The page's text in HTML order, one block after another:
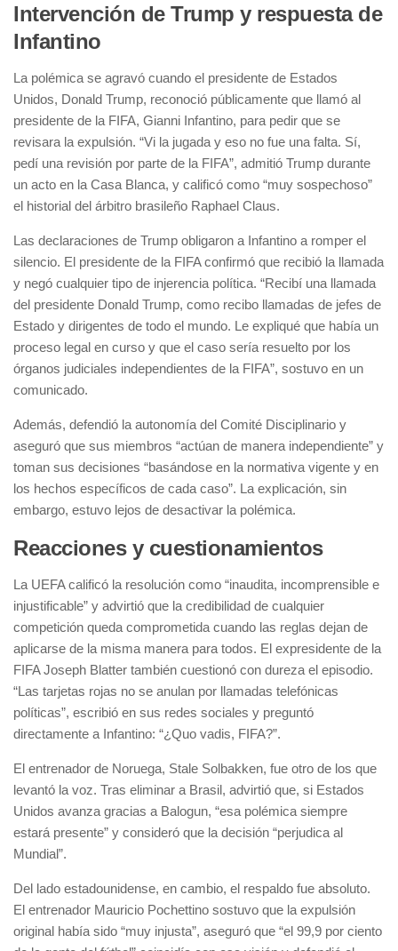
Intervención de Trump y respuesta de
Infantino
La polémica se agravó cuando el presidente de Estados
Unidos, Donald Trump, reconoció públicamente que llamó al
presidente de la FIFA, Gianni Infantino, para pedir que se
revisara la expulsión. “Vi la jugada y eso no fue una falta. Sí,
pedí una revisión por parte de la FIFA”, admitió Trump durante
un acto en la Casa Blanca, y calificó como “muy sospechoso”
el historial del árbitro brasileño Raphael Claus.
Las declaraciones de Trump obligaron a Infantino a romper el
silencio. El presidente de la FIFA confirmó que recibió la llamada
y negó cualquier tipo de injerencia política. “Recibí una llamada
del presidente Donald Trump, como recibo llamadas de jefes de
Estado y dirigentes de todo el mundo. Le expliqué que había un
proceso legal en curso y que el caso sería resuelto por los
órganos judiciales independientes de la FIFA”, sostuvo en un
comunicado.
Además, defendió la autonomía del Comité Disciplinario y
aseguró que sus miembros “actúan de manera independiente” y
toman sus decisiones “basándose en la normativa vigente y en
los hechos específicos de cada caso”. La explicación, sin
embargo, estuvo lejos de desactivar la polémica.
Reacciones y cuestionamientos
La UEFA calificó la resolución como “inaudita, incomprensible e
injustificable” y advirtió que la credibilidad de cualquier
competición queda comprometida cuando las reglas dejan de
aplicarse de la misma manera para todos. El expresidente de la
FIFA Joseph Blatter también cuestionó con dureza el episodio.
“Las tarjetas rojas no se anulan por llamadas telefónicas
políticas”, escribió en sus redes sociales y preguntó
directamente a Infantino: “¿Quo vadis, FIFA?”.
El entrenador de Noruega, Stale Solbakken, fue otro de los que
levantó la voz. Tras eliminar a Brasil, advirtió que, si Estados
Unidos avanza gracias a Balogun, “esa polémica siempre
estará presente” y consideró que la decisión “perjudica al
Mundial”.
Del lado estadounidense, en cambio, el respaldo fue absoluto.
El entrenador Mauricio Pochettino sostuvo que la expulsión
original había sido “muy injusta”, aseguró que “el 99,9 por ciento